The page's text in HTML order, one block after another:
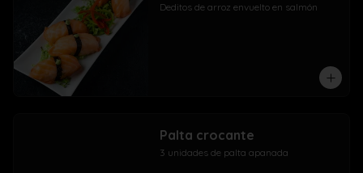
Deditos de arroz envuelto en salmón
Palta crocante
3 unidades de palta apanada